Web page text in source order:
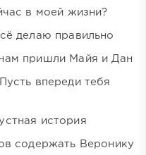
в моей жизни?
делаю правильно
пришли Майя и Дан
впереди тебя
история
содержать Веронику